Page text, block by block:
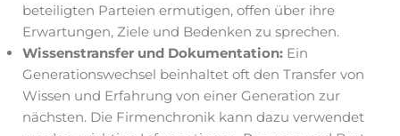
beteiligten Parteien ermutigen, offen über ihre
Erwartungen, Ziele und Bedenken zu sprechen.
Wissenstransfer und Dokumentation: Ein
Generationswechsel beinhaltet oft den Transfer von
Wissen und Erfahrung von einer Generation zur
nächsten. Die Firmenchronik kann dazu verwendet